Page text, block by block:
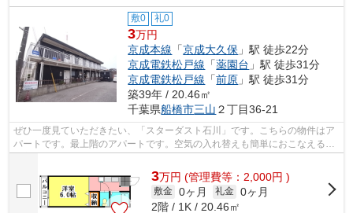
敷0 礼0
3万円
京成本線 「京成大久保 」駅 徒歩22分
京成電鉄松戸線 「薬園台 」駅 徒歩31分
京成電鉄松戸線 「前原 」駅 徒歩31分
築39年 / 20.46㎡
千葉県船橋市三山 ２丁目36-21
ぜひ一度見ていただきたい、「スターダスト石川」です。こちらの物件はア
パートです。最上階のアパートです。空気の入れ替えも簡単におこなえる通
3万円 (管理費等：2,000円 )
敷金 0ヶ月 礼金 0ヶ月
2階 / 1K / 20.46㎡